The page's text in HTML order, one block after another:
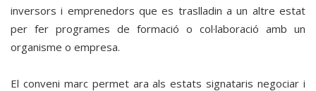
inversors i emprenedors que es traslladin a un altre estat
per fer programes de formació o col·laboració amb un
organisme o empresa.
El conveni marc permet ara als estats signataris negociar i